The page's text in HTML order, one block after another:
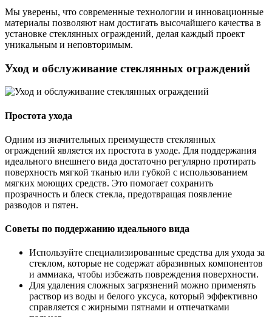
Мы уверены, что современные технологии и инновационные
материалы позволяют нам достигать высочайшего качества в
установке стеклянных ограждений, делая каждый проект
уникальным и неповторимым.
Уход и обслуживание стеклянных ограждений
Простота ухода
Одним из значительных преимуществ стеклянных
ограждений является их простота в уходе. Для поддержания
идеального внешнего вида достаточно регулярно протирать
поверхность мягкой тканью или губкой с использованием
мягких моющих средств. Это помогает сохранить
прозрачность и блеск стекла, предотвращая появление
разводов и пятен.
Советы по поддержанию идеального вида
Используйте специализированные средства для ухода за
стеклом, которые не содержат абразивных компонентов
и аммиака, чтобы избежать повреждения поверхности.
Для удаления сложных загрязнений можно применять
раствор из воды и белого уксуса, который эффективно
справляется с жирными пятнами и отпечатками